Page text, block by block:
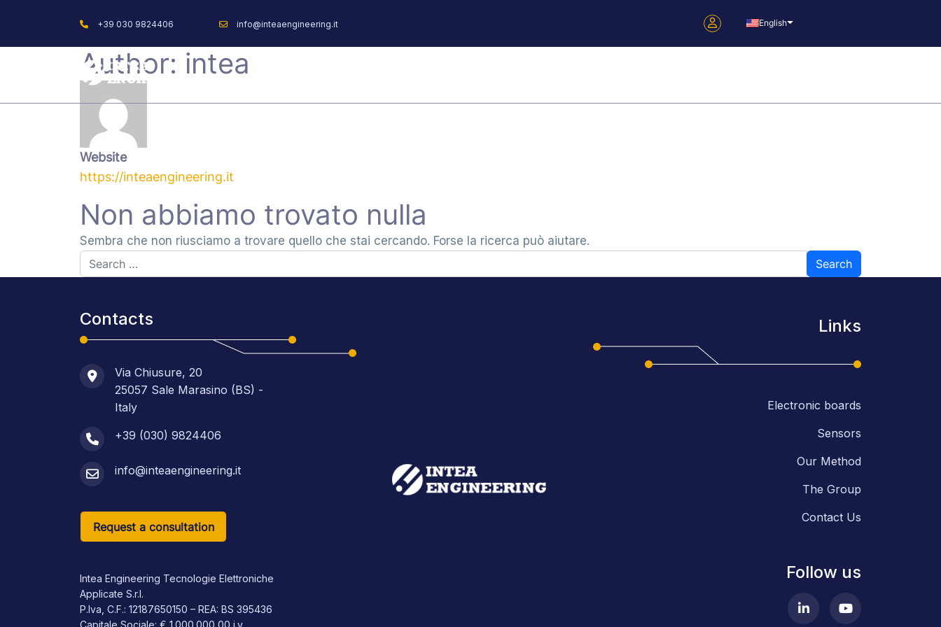
+39 030 9824406 info@inteaengineering.it English
Author: intea
Website
https://inteaengineering.it
Non abbiamo trovato nulla
Sembra che non riusciamo a trovare quello che stai cercando. Forse la ricerca può aiutare.
Search for:
Contacts
Via Chiusure, 20
25057 Sale Marasino (BS) -
Italy
+39 (030) 9824406
info@inteaengineering.it
Request a consultation
Intea Engineering Tecnologie Elettroniche
Applicate S.r.l.
P.Iva, C.F.: 12187650150 – REA: BS 395436
Capitale Sociale: € 1.000.000,00 i.v.
Links
Electronic boards
Sensors
Our Method
The Group
Contact Us
Follow us